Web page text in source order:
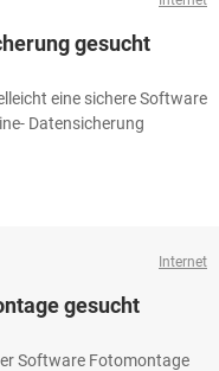
gesucht
eine sichere Software
Datensicherung
Internet
gesucht
Software Fotomontage